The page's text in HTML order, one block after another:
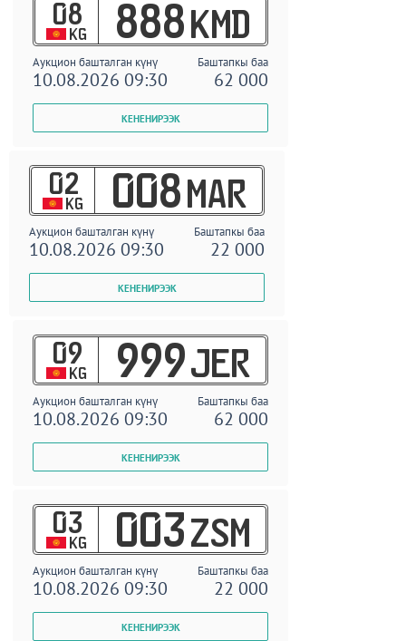
08
KG 888 KMD
Аукцион башталган күнү Баштапкы баа
10.08.2026 09:30 62 000
02
KG 008 MAR
Аукцион башталган күнү Баштапкы баа
10.08.2026 09:30 22 000
09
KG 999 JER
Аукцион башталган күнү Баштапкы баа
10.08.2026 09:30 62 000
03
KG 003 ZSM
Аукцион башталган күнү Баштапкы баа
10.08.2026 09:30 22 000